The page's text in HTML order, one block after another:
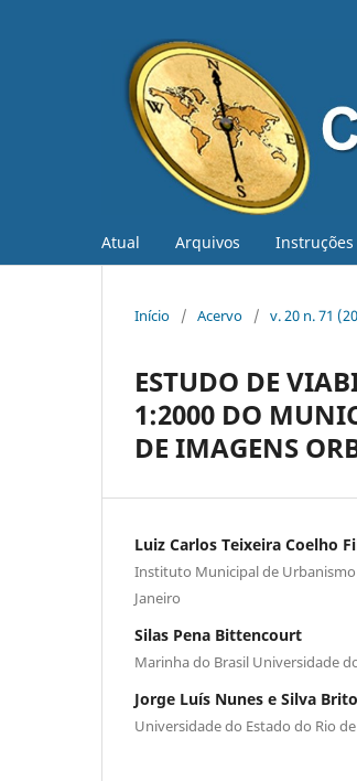
Atual Arquivos
Início / Acervo / v. 20 n. 71
ESTUDO DE
1:2000 DO
DE IMAGENS
Luiz Carlos Teixeira Coelho
Instituto Municipal de Urbanismo
Janeiro
Silas Pena Bittencourt
Marinha do Brasil Universidade
Jorge Luís Nunes e Silva Brito
Universidade do Estado do Rio